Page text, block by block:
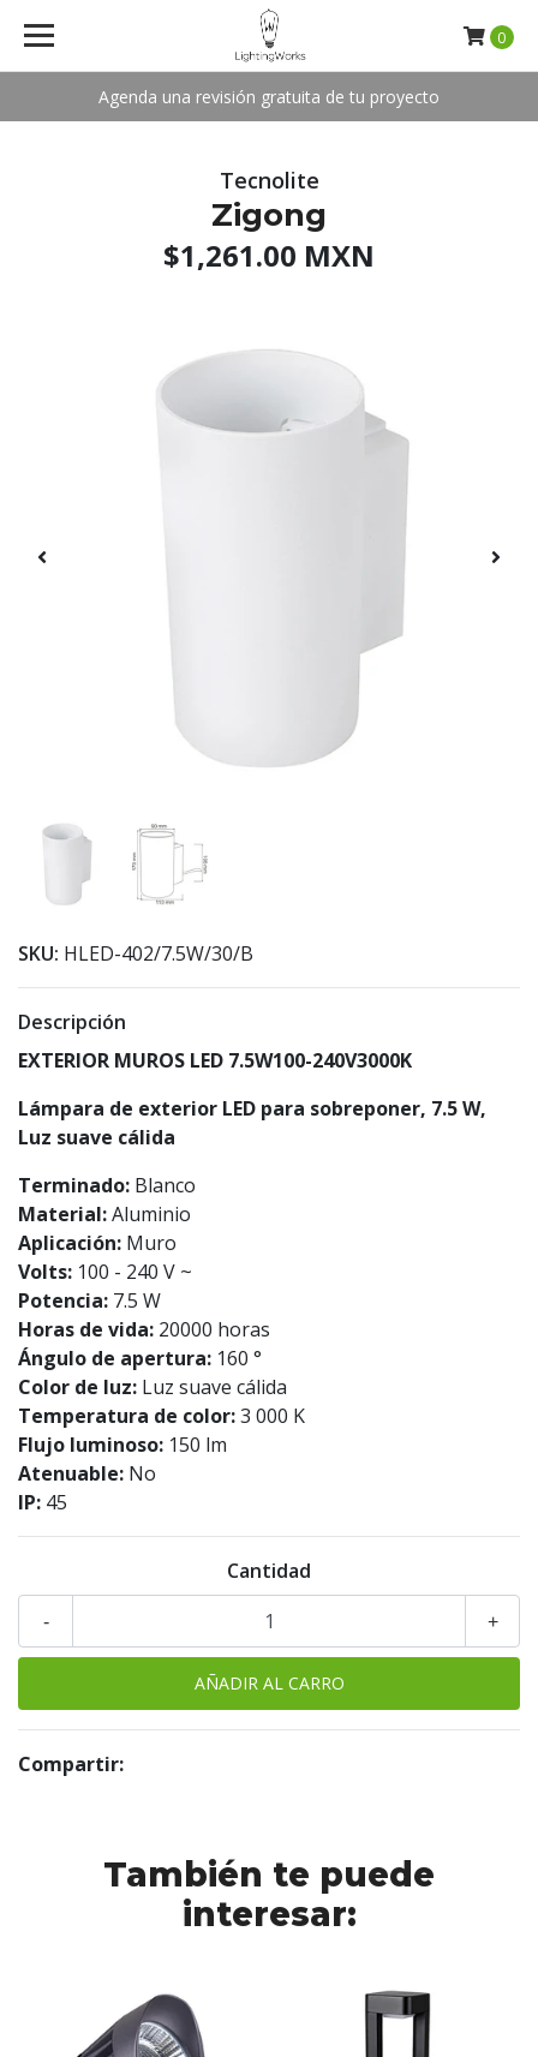
Agenda una revisión gratuita de tu proyecto
0
Tecnolite
Zigong
$1,261.00 MXN
SKU: HLED-402/7.5W/30/B
Descripción
EXTERIOR MUROS LED 7.5W100-240V3000K
Lámpara de exterior LED para sobreponer, 7.5 W,
Luz suave cálida
Terminado: Blanco
Material:Aluminio
Aplicación: Muro
Volts: 100 - 240 V ~
Potencia: 7.5 W
Horas de vida: 20000 horas
Ángulo de apertura: 160 °
Color de luz: Luz suave cálida
Temperatura de color:3 000 K
Flujo luminoso: 150 lm
Atenuable: No
IP: 45
Cantidad
+
-
Compartir:
También te puede
interesar: